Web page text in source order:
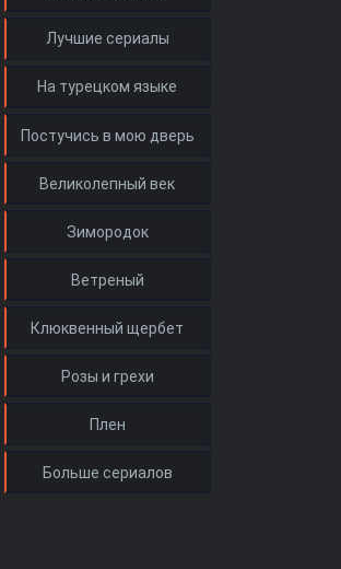
Лучшие сериалы
На турецком языке